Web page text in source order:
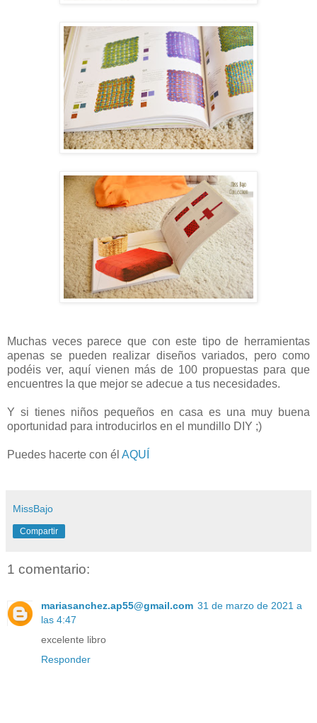
Muchas veces parece que con este tipo de herramientas
apenas se pueden realizar diseños variados, pero como
podéis ver, aquí vienen más de 100 propuestas para que
encuentres la que mejor se adecue a tus necesidades.
Y si tienes niños pequeños en casa es una muy buena
oportunidad para introducirlos en el mundillo DIY ;)
Puedes hacerte con él AQUÍ
MissBajo
Compartir
1 comentario:
mariasanchez.ap55@gmail.com 31 de marzo de 2021 a
las 4:47
excelente libro
Responder